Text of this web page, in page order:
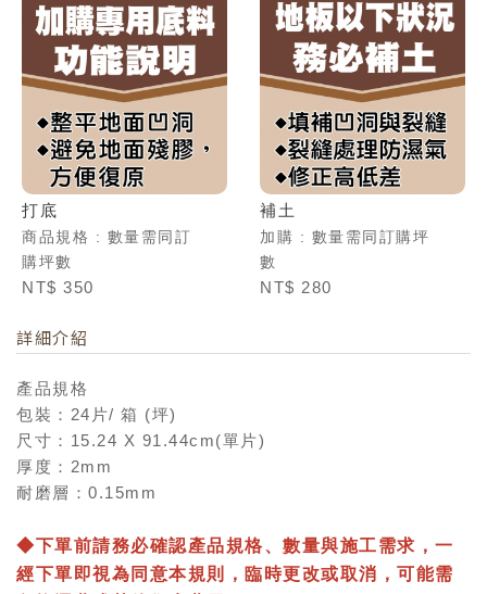
打底
商品規格 : 數量需同訂
購坪數
NT$ 350
補土
加購 : 數量需同訂購坪
數
NT$ 280
詳細介紹
產品規格
包裝：24片/ 箱 (坪)
尺寸：15.24 X 91.44cm(單片)
厚度：2mm
耐磨層：0.15mm
◆下單前請務必確認產品規格、數量與施工需求，一
經下單即視為同意本規則，臨時更改或取消，可能需